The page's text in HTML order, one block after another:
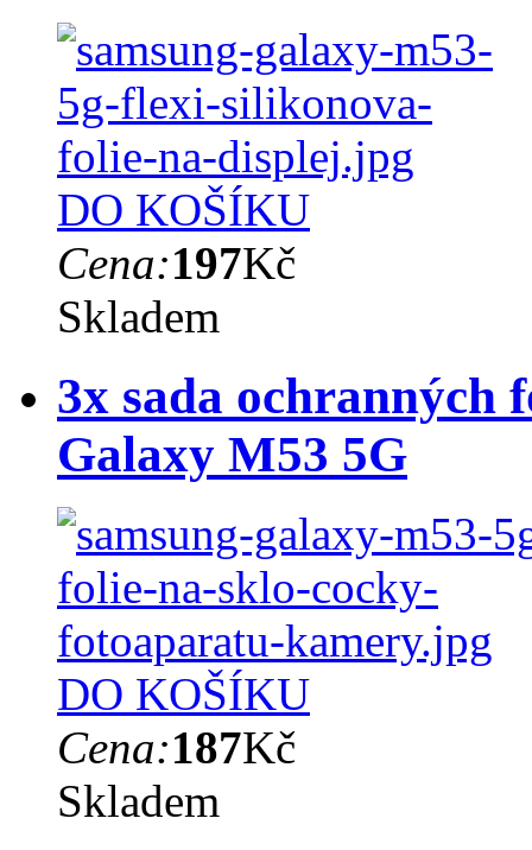
DO KOŠÍKU
Cena:197Kč
Skladem
3x sada ochranných
Galaxy M53 5G
DO KOŠÍKU
Cena:187Kč
Skladem